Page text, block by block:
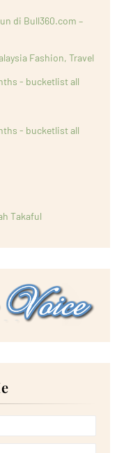
di Bull360.com –
Fashion, Travel
- bucketlist all
- bucketlist all
Takaful